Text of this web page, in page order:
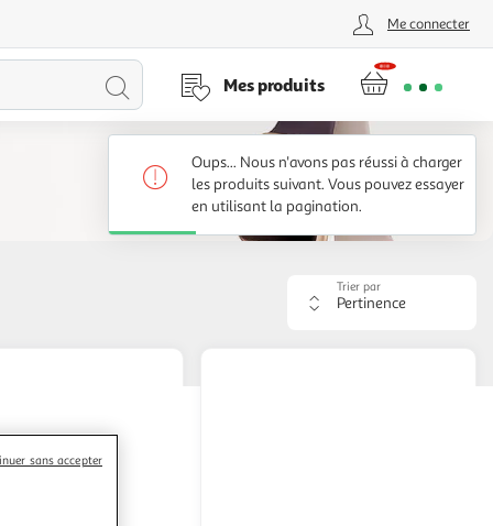
Me connecter
Lancer
la
recherche
Mes produits
Appliquer
Trier par
Oups... Nous n'avons pas réussi à charger
les produits suivant. Vous pouvez essayer
en utilisant la pagination.
sans accepter